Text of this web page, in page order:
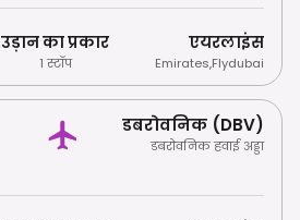
उड़ान का प्रकार
1 स्टॉप
एयरलाइंस
Emirates,Flydubai
डबरोवनिक (DBV)
डबरोवनिक हवाई अड्डा